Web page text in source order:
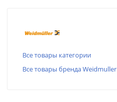
Все товары категории
Все товары бренда Weidmuller